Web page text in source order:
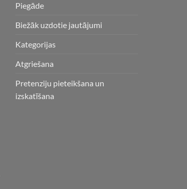
Piegāde
Biežāk uzdotie jautājumi
Kategorijas
Atgriešana
Pretenziju pieteikšana un
izskatīšana